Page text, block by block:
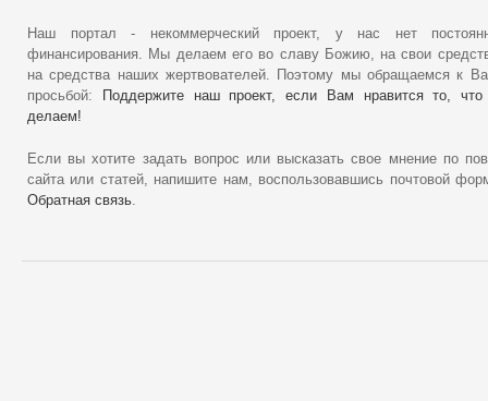
Наш портал - некоммерческий проект, у нас нет
финансирования. Мы делаем его во славу Божию, на свои
на средства наших жертвователей. Поэтому мы обращаемся к
просьбой:
Поддержите наш проект, если Вам нравится то,
делаем!
Если вы хотите задать вопрос или высказать свое мнение по
сайта или статей, напишите нам, воспользовавшись почтовой
Обратная связь.